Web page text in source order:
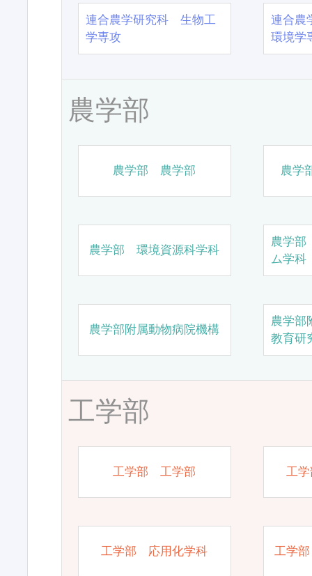
連合農学研究科 生物工
学専攻
連合農
環境学
農学部
農学部 農学部 農学
農学部 環境資源科学科
農学
ム学科
農学部附属動物病院機構
農学部
教育研
工学部
工学部 工学部 工
工学部 応用化学科 工学